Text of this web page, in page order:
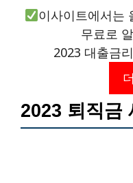
이사이트에서는
무료로
2023 대출금
2023 퇴직금